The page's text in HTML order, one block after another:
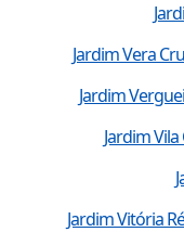
Jardim Vera
Jardim
Jardim
Jardim Vitória